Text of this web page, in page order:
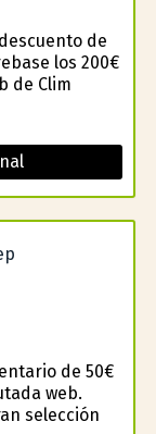
de
los 200€
de Clim
de 50€
web.
selección